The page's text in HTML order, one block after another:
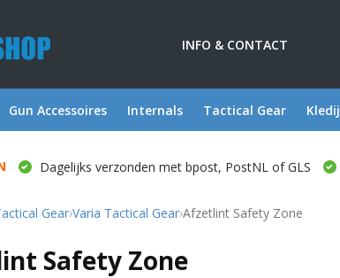
INFO & CONTACT
Gun Accessoires Internals Tactical Gear Kledij
Dagelijks verzonden met bpost, PostNL of GLS
Gear›Varia Tactical Gear›Afzetlint Safety Zone
Safety Zone